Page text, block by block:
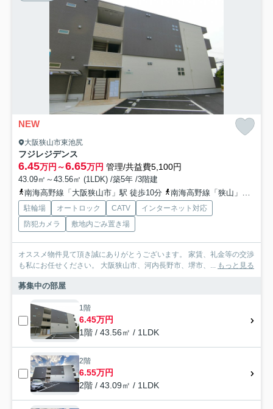
NEW
大阪狭山市東池尻
フジレジデンス
6.45万円～6.65万円 管理/共益費5,100円
43.09㎡～43.56㎡ (1LDK) /築5年 /3階建
南海高野線「大阪狭山市」駅 徒歩10分
南海高野線「狭山」駅 徒歩13分
駐輪場 オートロック CATV
インターネット対応
防犯カメラ
敷地内ごみ置き場
オススメ物件見て頂き誠にありがとうございます。 家賃、礼金等の交渉
も私にお任せください。 大阪狭山市、河内長野市、堺市、... もっと見る
募集中の部屋
1階
6.45万円
1階 / 43.56㎡ / 1LDK
2階
6.55万円
2階 / 43.09㎡ / 1LDK